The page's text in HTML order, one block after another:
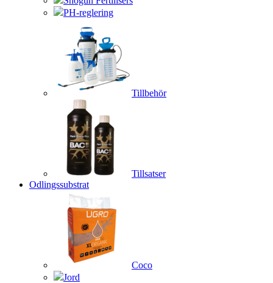
PH-reglering
Tillbehör
Tillsatser
Odlingssubstrat
Coco
Jord